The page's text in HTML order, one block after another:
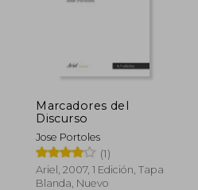
Marcadores del
Discurso
Jose Portoles
(1)
Ariel, 2007, 1 Edición, Tapa
Blanda, Nuevo